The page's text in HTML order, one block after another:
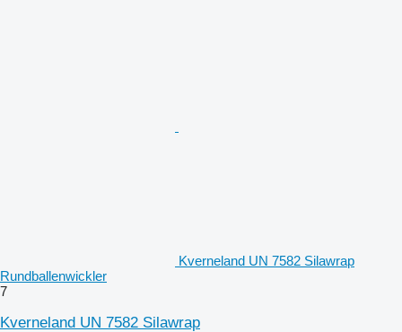
Kverneland UN 7582 Silawrap
Rundballenwickler
7
Kverneland UN 7582 Silawrap